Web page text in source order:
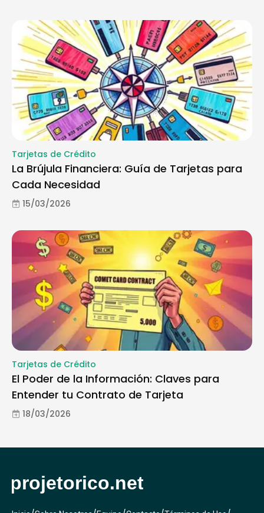
Tarjetas de Crédito
La Brújula Financiera: Guía de Tarjetas para
Cada Necesidad
15/03/2026
Tarjetas de Crédito
El Poder de la Información: Claves para
Entender tu Contrato de Tarjeta
18/03/2026